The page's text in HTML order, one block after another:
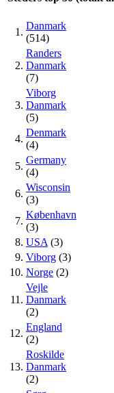
1.
Danmark
(514)
2.
Randers
Danmark
(7)
3.
Viborg
Danmark
(5)
4.
Denmark
(4)
5.
Germany
(4)
6.
Wisconsin
(3)
7.
København
(3)
8. USA (3)
9. Viborg (3)
10. Norge (2)
11.
Vejle
Danmark
(2)
12.
England
(2)
13.
Roskilde
Danmark
(2)